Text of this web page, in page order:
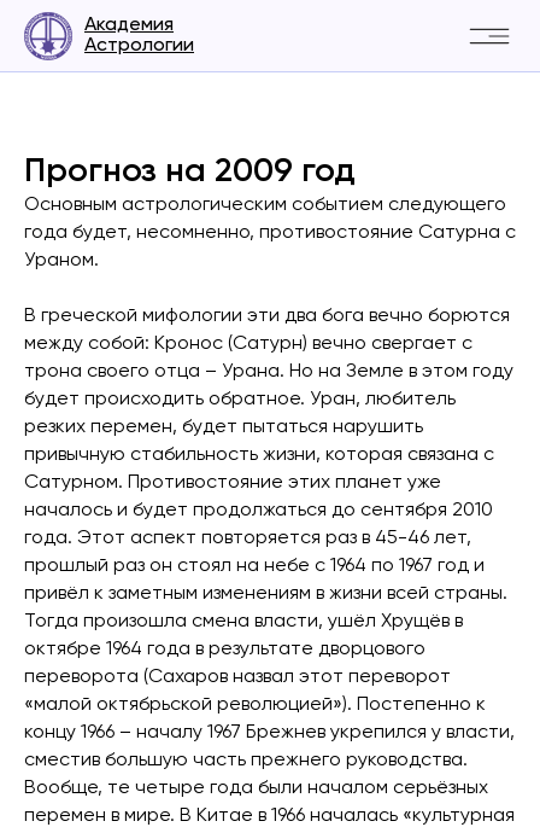
Академия
Астрологии
Прогноз на 2009 год
Основным астрологическим событием следующего
года будет, несомненно, противостояние Сатурна с
Ураном.
В греческой мифологии эти два бога вечно борются
между собой: Кронос (Сатурн) вечно свергает с
трона своего отца – Урана. Но на Земле в этом году
будет происходить обратное. Уран, любитель
резких перемен, будет пытаться нарушить
привычную стабильность жизни, которая связана с
Сатурном. Противостояние этих планет уже
началось и будет продолжаться до сентября 2010
года. Этот аспект повторяется раз в 45-46 лет,
прошлый раз он стоял на небе с 1964 по 1967 год и
привёл к заметным изменениям в жизни всей страны.
Тогда произошла смена власти, ушёл Хрущёв в
октябре 1964 года в результате дворцового
переворота (Сахаров назвал этот переворот
«малой октябрьской революцией»). Постепенно к
концу 1966 – началу 1967 Брежнев укрепился у власти,
сместив большую часть прежнего руководства.
Вообще, те четыре года были началом серьёзных
перемен в мире. В Китае в 1966 началась «культурная